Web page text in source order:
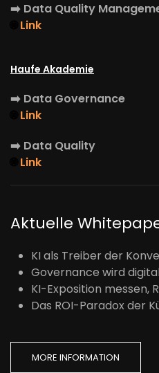
➡️ Data Quality
Link
Haufe Akademie
➡️ Data Governance
Link
➡️ Data Quality
Link
Aktuelle
KI als Treiber der
Governance wird
KI-Exposition messen,
Das ROI-Paradox der
MORE INFORMATION